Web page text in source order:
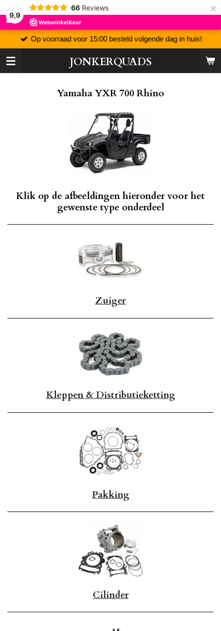
9,9
66 Reviews ×
JONKERQUADS
Op voorraad voor 15:00 besteld volgende dag in huis!
Yamaha YXR 700 Rhino
Klik op de afbeeldingen hieronder voor het
gewenste type onderdeel
Zuiger
Kleppen & Distributieketting
Pakking
Cilinder